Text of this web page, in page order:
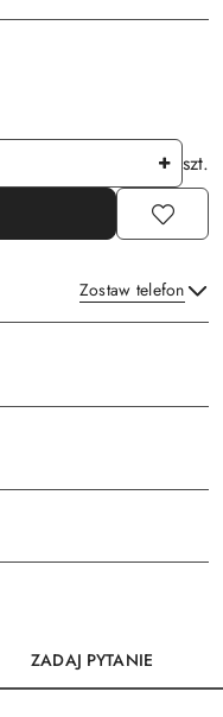
szt.
Zostaw telefon
ZADAJ PYTANIE